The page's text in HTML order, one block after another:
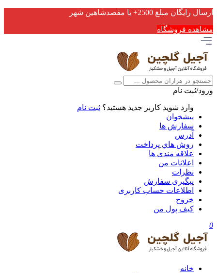
ارسال رایگان مبلغ 2500+ یا مقصدشاهین شهر
مشاهده فروشگاه
ورود/ثبت نام
وارد شوید کاربر جدید هستید؟ ثبت نام
پیشخوان
سفارش ها
آدرس
روش هاي پرداخت
علاقه مندی ها
اعلانات من
نظرات
پیگیری سفارش
اطلاعات حساب كاربری
خروج
کیف پول من
0
خانه